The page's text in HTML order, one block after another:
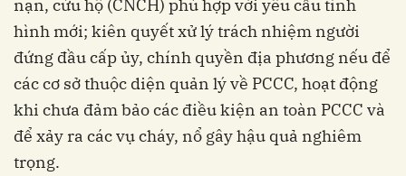
nạn, cứu hộ (CNCH) phù hợp với yêu cầu tình
hình mới; kiên quyết xử lý trách nhiệm người
đứng đầu cấp ủy, chính quyền địa phương nếu để
các cơ sở thuộc diện quản lý về PCCC, hoạt động
khi chưa đảm bảo các điều kiện an toàn PCCC và
để xảy ra các vụ cháy, nổ gây hậu quả nghiêm
trọng.